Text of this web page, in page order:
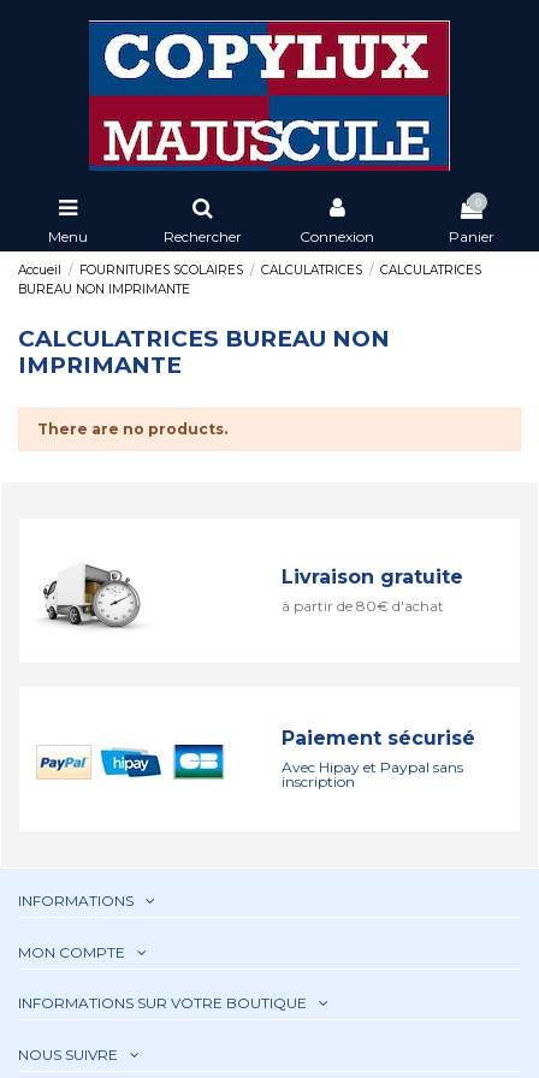
Menu Rechercher Connexion
0
Panier
Accueil FOURNITURES SCOLAIRES CALCULATRICES
CALCULATRICES
BUREAU NON IMPRIMANTE
CALCULATRICES BUREAU NON
IMPRIMANTE
There are no products.
Livraison gratuite
à partir de 80€ d'achat
Paiement sécurisé
Avec Hipay et Paypal sans
inscription
INFORMATIONS
MON COMPTE
INFORMATIONS SUR VOTRE BOUTIQUE
NOUS SUIVRE